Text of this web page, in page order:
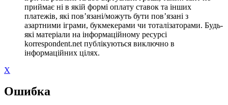
приймає ні в якій формі оплату ставок та інших
платежів, які пов’язані/можуть бути пов’язані з
азартними іграми, букмекерами чи тоталізаторами. Будь-
які матеріали на інформаційному ресурсі
korrespondent.net публікуються виключно в
інформаційних цілях.
X
Ошибка